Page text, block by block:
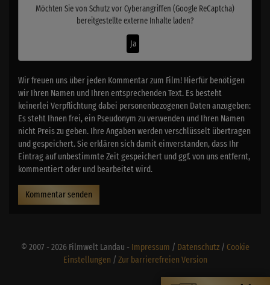
Möchten Sie von Schutz vor Cyberangriffen (Google ReCaptcha)
bereitgestellte externe Inhalte laden?
Ja
Wir freuen uns über jeden Kommentar zum Film! Hierfür benötigen
wir Ihren Namen und Ihren entsprechenden Text. Es besteht
keinerlei Verpflichtung dabei personenbezogenen Daten anzugeben:
Es steht Ihnen frei, ein Pseudonym zu verwenden und Ihren Namen
nicht Preis zu geben. Ihre Angaben werden verschlüsselt übertragen
und gespeichert. Sie erklären sich damit einverstanden, dass Ihr
Eintrag auf unbestimmte Zeit gespeichert und ggf. von uns entfernt,
kommentiert oder und bearbeitet wird.
Kommentar senden
© 2007 - 2026 Filmwelt Landau - Impressum / Datenschutz/ Cookie
Einstellungen / Zur barrierefreien Version